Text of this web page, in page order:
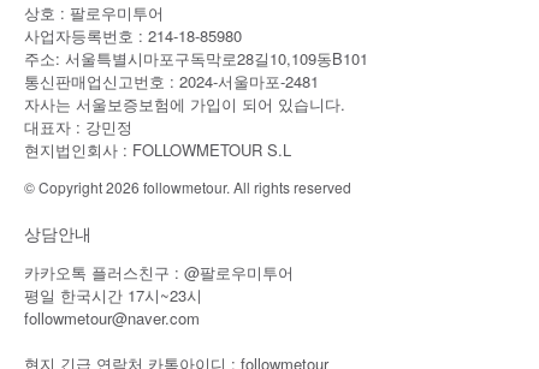
상호 : 팔로우미투어
사업자등록번호 : 214-18-85980
주소: 서울특별시마포구독막로28길10,109동B101
통신판매업신고번호 : 2024-서울마포-2481
자사는 서울보증보험에 가입이 되어 있습니다.
대표자 : 강민정
현지법인회사 : FOLLOWMETOUR S.L
© Copyright 2026 followmetour. All rights reserved
상담안내
카카오톡 플러스친구 : @팔로우미투어
평일 한국시간 17시~23시
followmetour@naver.com
현지 긴급 연락처 카톡아이디 : followmetour